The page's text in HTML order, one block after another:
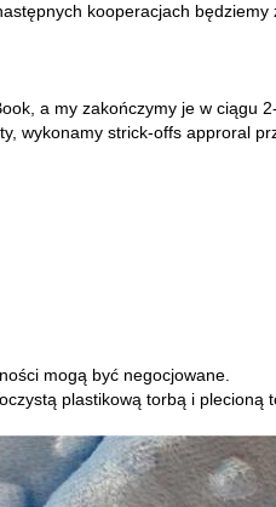
kooperacjach będziemy
a my zakończymy je w ciągu
wykonamy strick-offs approral
mogą być negocjowane.
plastikową torbą i plecioną